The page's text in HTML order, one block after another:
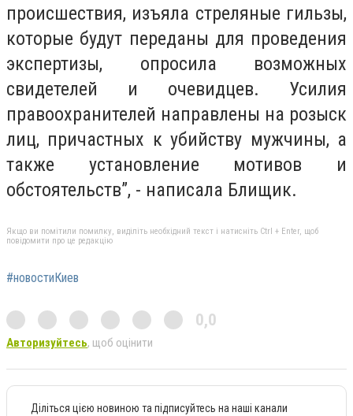
происшествия, изъяла стреляные гильзы,
которые будут переданы для проведения
экспертизы, опросила возможных
свидетелей и очевидцев. Усилия
правоохранителей направлены на розыск
лиц, причастных к убийству мужчины, а
также установление мотивов и
обстоятельств”, - написала Блищик.
Якщо ви помітили помилку, виділіть необхідний текст і натисніть Ctrl + Enter, щоб
повідомити про це редакцію
#новостиКиев
0,0
Авторизуйтесь, щоб оцінити
Діліться цією новиною та підписуйтесь на наші канали